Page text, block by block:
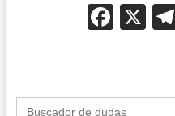
F
b
X
Buscar: